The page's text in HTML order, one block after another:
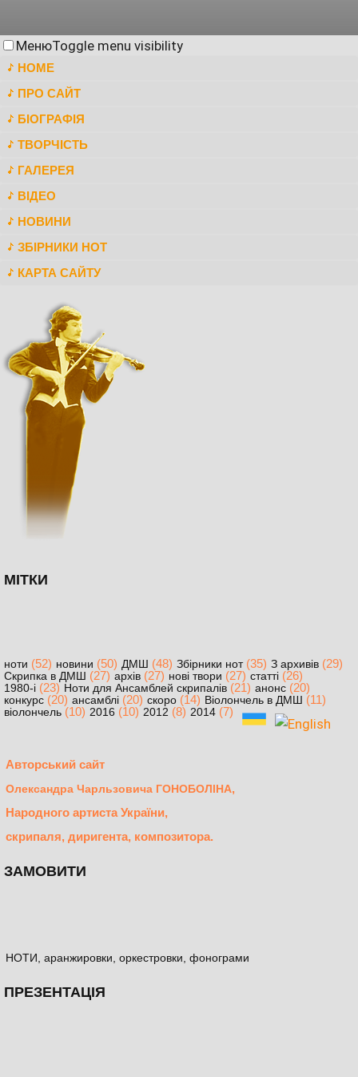
МенюToggle menu visibility
HOME
ПРО САЙТ
БІОГРАФІЯ
ТВОРЧІСТЬ
ГАЛЕРЕЯ
ВІДЕО
НОВИНИ
ЗБІРНИКИ НОТ
КАРТА САЙТУ
МІТКИ
ноти (52) новини (50) ДМШ (48) Збірники нот(35) З архивів (29)
Скрипка в ДМШ (27) архів (27) нові твори (27) статті (26)
1980-і (23) Ноти для Ансамблей скрипалів (21) анонс (20)
конкурс (20) ансамблі (20) скоро (14) Віолончель в ДМШ (11)
віолончель (10) 2016 (10) 2012 (8) 2014 (7)
Авторський сайт
Олександра Чарльзовича ГОНОБОЛІНА,
Народного артиста України,
скрипаля, диригента, композитора.
ЗАМОВИТИ
НОТИ, аранжировки, оркестровки, фонограми
ПРЕЗЕНТАЦІЯ